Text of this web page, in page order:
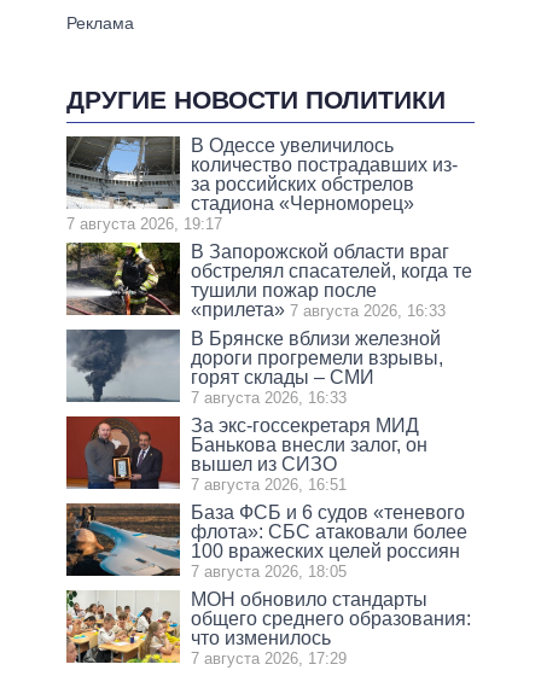
ДРУГИЕ НОВОСТИ ПОЛИТИКИ
В Одессе увеличилось
количество пострадавших из-
за российских обстрелов
стадиона «Черноморец»
7 августа 2026, 19:17
В Запорожской области враг
обстрелял спасателей, когда те
тушили пожар после
«прилета» 7 августа 2026, 16:33
В Брянске вблизи железной
дороги прогремели взрывы,
горят склады – СМИ
7 августа 2026, 16:33
За экс-госсекретаря МИД
Банькова внесли залог, он
вышел из СИЗО
7 августа 2026, 16:51
База ФСБ и 6 судов «теневого
флота»: СБС атаковали более
100 вражеских целей россиян
7 августа 2026, 18:05
МОН обновило стандарты
общего среднего образования:
что изменилось
7 августа 2026, 17:29